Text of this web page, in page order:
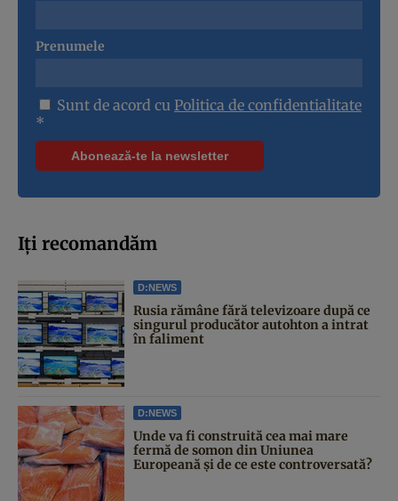
Prenumele
Sunt de acord cu Politica de confidentialitate
*
Iți recomandăm
D:NEWS
Rusia rămâne fără televizoare după ce
singurul producător autohton a intrat
în faliment
D:NEWS
Unde va fi construită cea mai mare
fermă de somon din Uniunea
Europeană și de ce este controversată?